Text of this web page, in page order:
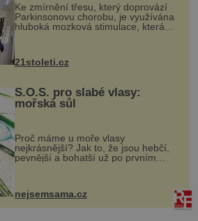
Ke zmírnění třesu, který doprovází
Parkinsonovu chorobu, je využívána
hluboká mozková stimulace, která
však vyžaduje vysoce invazivní
zákrok. Ultrazvuk zase není vhodný
k dostatečně přesnému zacílení ...
21stoleti.cz
S.O.S. pro slabé vlasy:
mořská sůl
Proč máme u moře vlasy
nejkrásnější? Jak to, že jsou hebčí,
pevnější a bohatší už po prvním
vlasy. ...
nejsemsama.cz